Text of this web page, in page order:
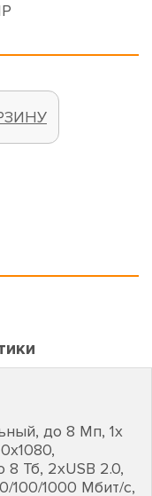
до 8 Мп, 1х
8 Тб, 2хUSB 2.0,
100/1000 Мбит/с,